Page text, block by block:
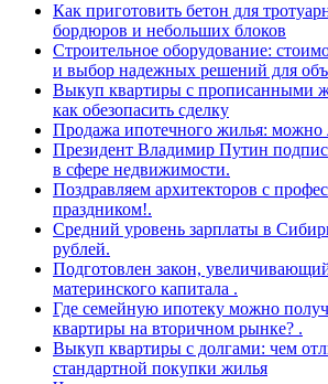
Как приготовить бетон для
бордюров и небольших блоков
Строительное оборудование:
и выбор надежных решений для
Выкуп квартиры с прописанными
как обезопасить сделку
Продажа ипотечного жилья: можно
Президент Владимир Путин
в сфере недвижимости.
Поздравляем архитекторов с
праздником!.
Средний уровень зарплаты в
рублей.
Подготовлен закон,
материнского капитала .
Где семейную ипотеку можно
квартиры на вторичном рынке? .
Выкуп квартиры с долгами: чем
стандартной покупки жилья